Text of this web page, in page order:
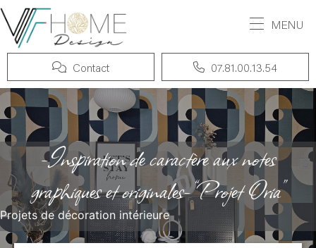
MENU
Contact 07.81.00.13.54
-Inspiration de caractère aux notes
graphiques et originales- “Projet Oria”
Projets de décoration intérieure